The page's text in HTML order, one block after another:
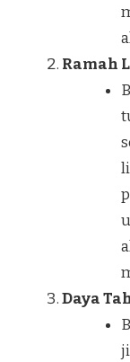
Ramah
Daya